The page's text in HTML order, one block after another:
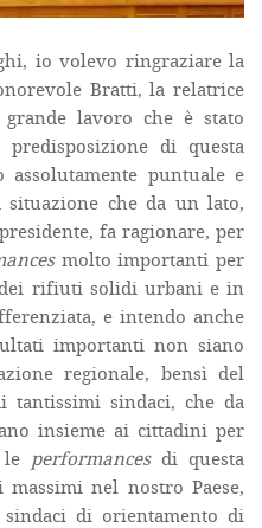
io volevo ringraziare la
Bratti, la relatrice
lavoro che è stato
di questa
puntuale e
che da un lato,
fa ragionare, per
molto importanti per
rifiuti solidi urbani e in
e intendo anche
importanti non siano
regionale, bensì del
tantissimi sindaci, che da
insieme ai cittadini per
performancesdi questa
nel nostro Paese,
di orientamento di